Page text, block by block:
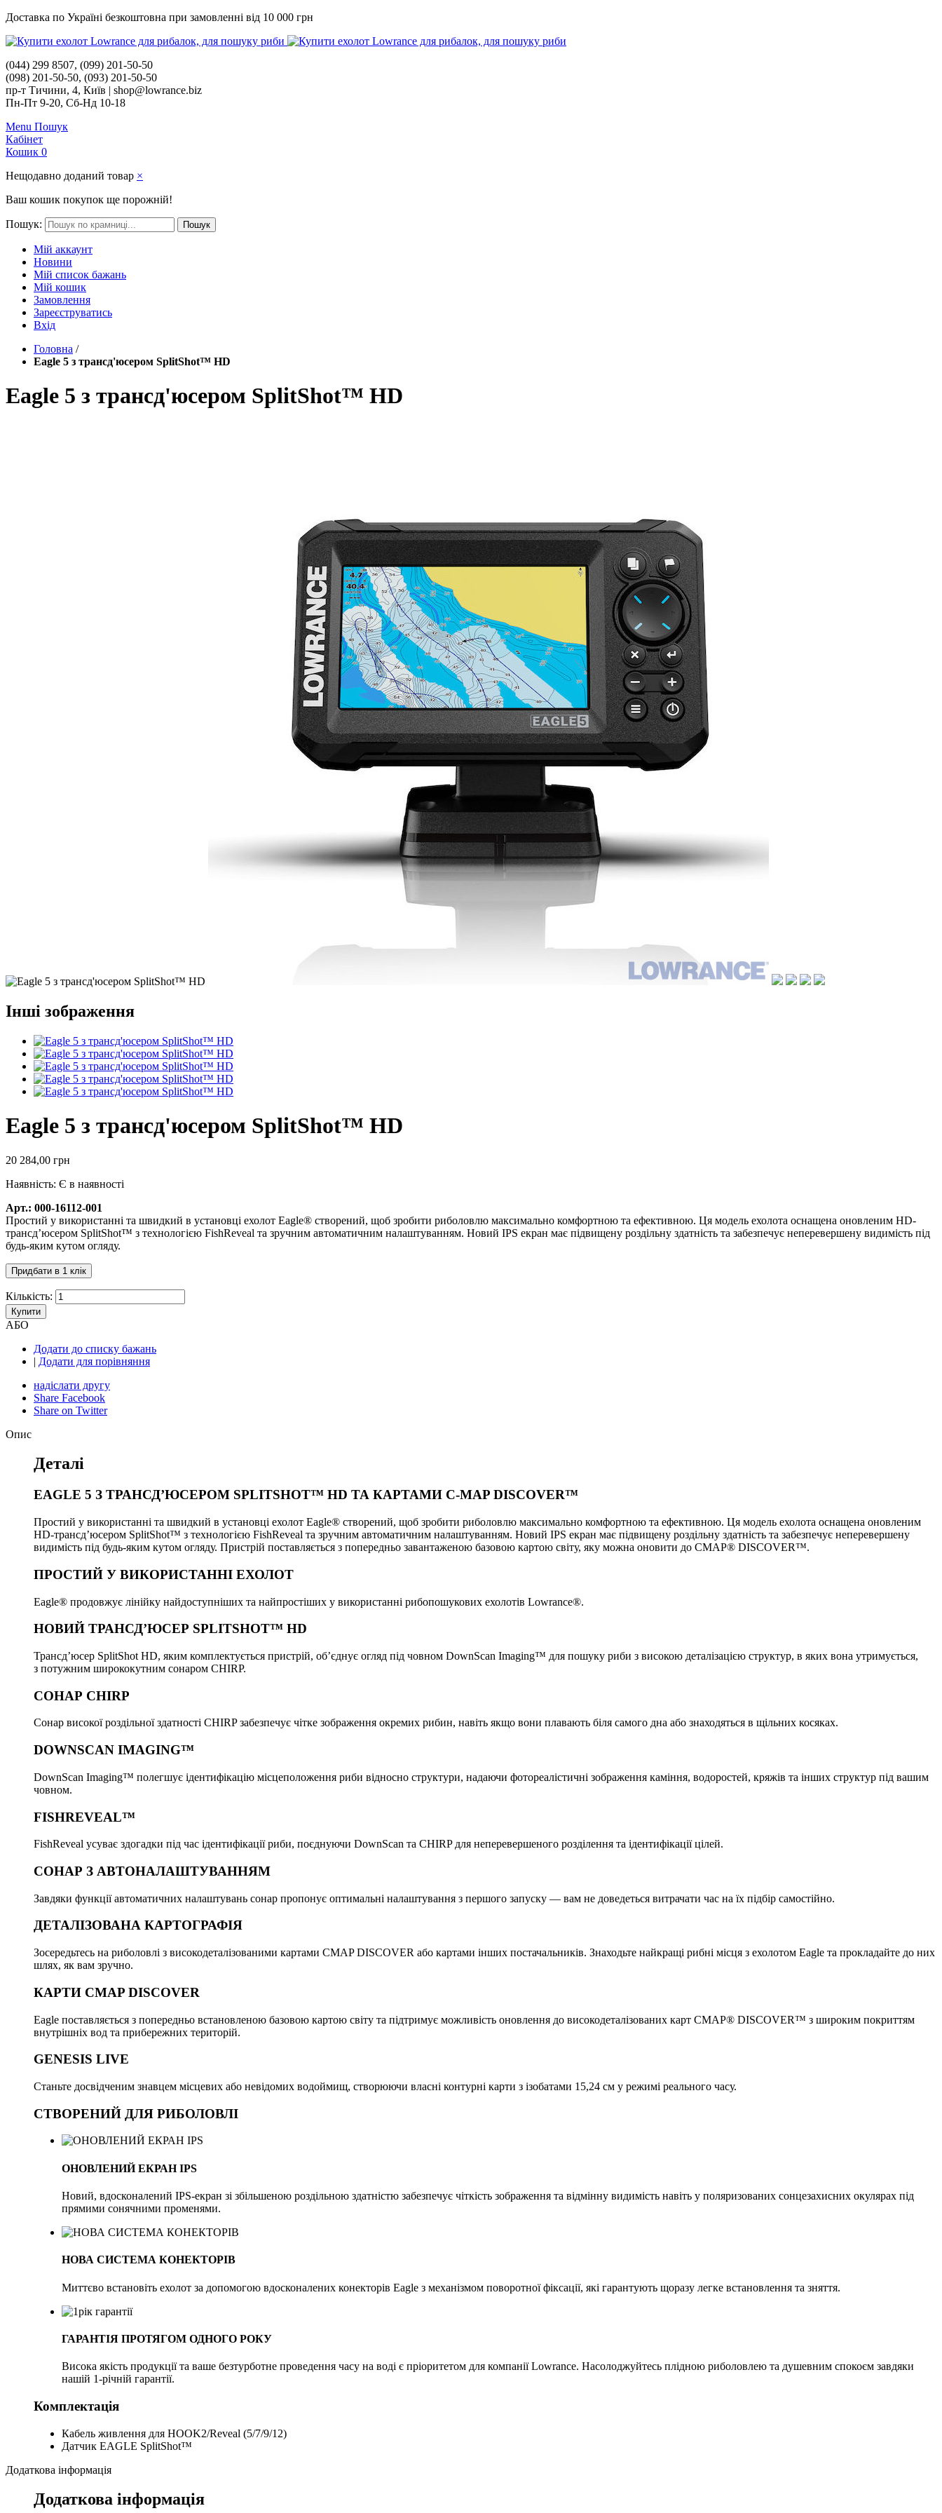
Доставка по Україні безкоштовна при замовленні від 10 000 грн
(044) 299 8507, (099) 201-50-50
(098) 201-50-50, (093) 201-50-50
пр-т Тичини, 4, Київ | shop@lowrance.biz
Пн-Пт 9-20, Сб-Нд 10-18
Menu Пошук
Кабінет
Кошик 0
Нещодавно доданий товар ×
Ваш кошик покупок ще порожній!
Пошук: Пошук
Мій аккаунт
Новини
Мій список бажань
Мій кошик
Замовлення
Зареєструватись
Вхід
Головна /
Eagle 5 з трансд'юсером SplitShot™ HD
Eagle 5 з трансд'юсером SplitShot™ HD
Інші зображення
Eagle 5 з трансд'юсером SplitShot™ HD
20 284,00 грн
Наявність: Є в наявності
Арт.: 000-16112-001
Простий у використанні та швидкий в установці ехолот Eagle® створений, щоб зробити риболовлю максимально комфортною та ефективною. Ця модель ехолота оснащена оновленим HD-
трансд’юсером SplitShot™ з технологією FishReveal та зручним автоматичним налаштуванням. Новий IPS екран має підвищену роздільну здатність та забезпечує неперевершену видимість під
будь-яким кутом огляду.
Кількість:
Купити
АБО
Додати до списку бажань
| Додати для порівняння
надіслати другу
Share Facebook
Share on Twitter
Опис
Деталі
EAGLE 5 З ТРАНСД’ЮСЕРОМ SPLITSHOT™ HD ТА КАРТАМИ C-MAP DISCOVER™
Простий у використанні та швидкий в установці ехолот Eagle® створений, щоб зробити риболовлю максимально комфортною та ефективною. Ця модель ехолота оснащена оновленим
HD-трансд’юсером SplitShot™ з технологією FishReveal та зручним автоматичним налаштуванням. Новий IPS екран має підвищену роздільну здатність та забезпечує неперевершену
видимість під будь-яким кутом огляду. Пристрій поставляється з попередньо завантаженою базовою картою світу, яку можна оновити до CMAP® DISCOVER™.
ПРОСТИЙ У ВИКОРИСТАННІ ЕХОЛОТ
Eagle® продовжує лінійку найдоступніших та найпростіших у використанні рибопошукових ехолотів Lowrance®.
НОВИЙ ТРАНСД’ЮСЕР SPLITSHOT™ HD
Трансд’юсер SplitShot HD, яким комплектується пристрій, об’єднує огляд під човном DownScan Imaging™ для пошуку риби з високою деталізацією структур, в яких вона утримується,
з потужним ширококутним сонаром CHIRP.
СОНАР CHIRP
Сонар високої роздільної здатності CHIRP забезпечує чітке зображення окремих рибин, навіть якщо вони плавають біля самого дна або знаходяться в щільних косяках.
DOWNSCAN IMAGING™
DownScan Imaging™ полегшує ідентифікацію місцеположення риби відносно структури, надаючи фотореалістичні зображення каміння, водоростей, кряжів та інших структур під вашим
човном.
FISHREVEAL™
FishReveal усуває здогадки під час ідентифікації риби, поєднуючи DownScan та CHIRP для неперевершеного розділення та ідентифікації цілей.
СОНАР З АВТОНАЛАШТУВАННЯМ
Завдяки функції автоматичних налаштувань сонар пропонує оптимальні налаштування з першого запуску — вам не доведеться витрачати час на їх підбір самостійно.
ДЕТАЛІЗОВАНА КАРТОГРАФІЯ
Зосередьтесь на риболовлі з високодеталізованими картами CMAP DISCOVER або картами інших постачальників. Знаходьте найкращі рибні місця з ехолотом Eagle та прокладайте до них
шлях, як вам зручно.
КАРТИ CMAP DISCOVER
Eagle поставляється з попередньо встановленою базовою картою світу та підтримує можливість оновлення до високодеталізованих карт CMAP® DISCOVER™ з широким покриттям
внутрішніх вод та прибережних територій.
GENESIS LIVE
Станьте досвідченим знавцем місцевих або невідомих водоймищ, створюючи власні контурні карти з ізобатами 15,24 см у режимі реального часу.
СТВОРЕНИЙ ДЛЯ РИБОЛОВЛІ
ОНОВЛЕНИЙ ЕКРАН IPS
Новий, вдосконалений IPS-екран зі збільшеною роздільною здатністю забезпечує чіткість зображення та відмінну видимість навіть у поляризованих сонцезахисних окулярах під
прямими сонячними променями.
НОВА СИСТЕМА КОНЕКТОРІВ
Миттєво встановіть ехолот за допомогою вдосконалених конекторів Eagle з механізмом поворотної фіксації, які гарантують щоразу легке встановлення та зняття.
ГАРАНТІЯ ПРОТЯГОМ ОДНОГО РОКУ
Висока якість продукції та ваше безтурботне проведення часу на воді є пріоритетом для компанії Lowrance. Насолоджуйтесь плідною риболовлею та душевним спокоєм завдяки
нашій 1-річній гарантії.
Комплектація
Кабель живлення для HOOK2/Reveal (5/7/9/12)
Датчик EAGLE SplitShot™
Додаткова інформація
Додаткова інформація